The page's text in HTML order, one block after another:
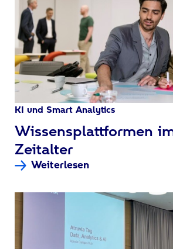
KI und Smart Analytics
:
Wissensplattformen
Zeitalter
Weiterlesen